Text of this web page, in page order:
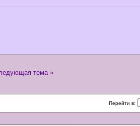
тема »
Перейти в: